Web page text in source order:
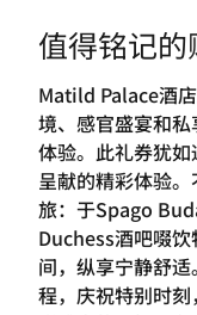
值得铭记的
Matild Palace酒
境、感官盛宴和
体验。此礼券犹
呈献的精彩体验
旅：于Spago
Duchess酒吧啜
间，纵享宁静舒
程，庆祝特别时